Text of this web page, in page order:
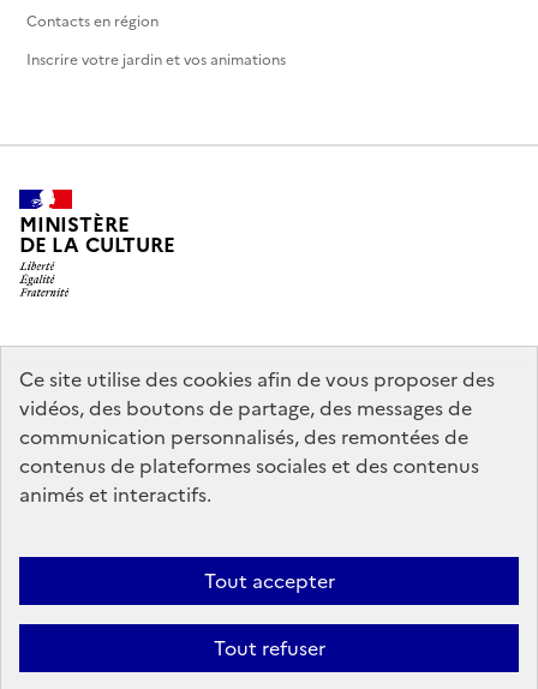
Ce site utilise des cookies afin de vous proposer des
vidéos, des boutons de partage, des messages de
communication personnalisés, des remontées de
contenus de plateformes sociales et des contenus
animés et interactifs.
Tout accepter
Tout refuser
Contacts en région
Inscrire votre jardin et vos animations
MINISTÈRE
DE LA CULTURE
legifrance.gouv.fr
info.gouv.fr
service-public.gouv.fr
data.gouv.fr
Politique d’utilisation des témoins de connexion (cookies)
générale de protection des données
Nous contacter
Nos